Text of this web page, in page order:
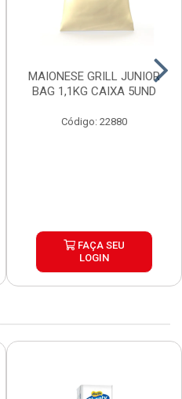
MAIONESE GRILL JUNIOR
BAG 1,1KG CAIXA 5UND
Código: 22880
FAÇA SEU
LOGIN